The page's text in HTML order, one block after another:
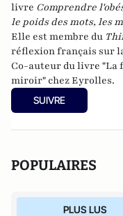
livre Comprendre
le poids des mots, les
Elle est membre du
réflexion français sur
Co-auteur du livre "La
miroir" chez Eyrolles.
SUIVRE
POPULAIRES
PLUS LUS